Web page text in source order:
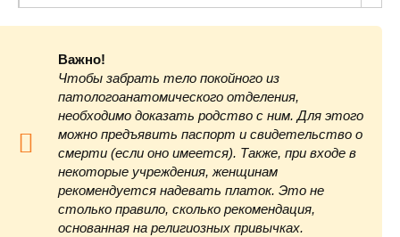
Областное бюро судебно-медицинской экспертизы ул.
Областное Бюро Медико-социальной Экспертизы
Важно!
Чтобы забрать тело покойного из
патологоанатомического отделения,
необходимо доказать родство с ним. Для этого
можно предъявить паспорт и свидетельство о
смерти (если оно имеется). Также, при входе в
некоторые учреждения, женщинам
рекомендуется надевать платок. Это не
столько правило, сколько рекомендация,
основанная на религиозных привычках.